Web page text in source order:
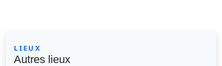
LIEUX
Autres lieux